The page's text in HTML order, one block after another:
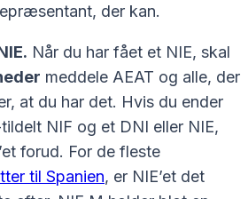
der kan.
Når du har fået et NIE, skal
meddele AEAT og alle, der
at du har det. Hvis du ender
NIF og et DNI eller NIE,
forud. For de fleste
til Spanien, er NIE’et det